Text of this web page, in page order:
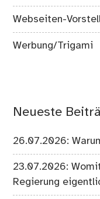
Webseiten-
Werbung/Trigami
Neueste
26.07.2026:
23.07.2026:
Regierung